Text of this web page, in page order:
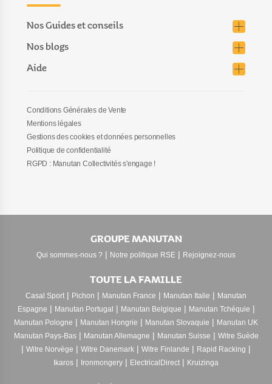
Nos Guides et conseils
Nos blogs
Aide
Conditions Générales de Vente
Mentions légales
Gestions des cookies et données personnelles
Politique de confidentialité
RGPD : Manutan Collectivités s'engage !
GROUPE MANUTAN
Qui sommes-nous ? | Notre politique RSE | Rejoignez-nous
TOUTE LA FAMILLE
Casal Sport | Pichon | Manutan France | Manutan Italie | Manutan
Espagne | Manutan Portugal | Manutan Belgique | Manutan Tchéquie |
Manutan Pologne | Manutan Hongrie | Manutan Slovaquie | Manutan UK
Manutan Pays-Bas| Manutan Allemagne | Manutan Suisse | Witre Suède
| Witre Norvège | Witre Danemark | Witre Finlande | Rapid Racking |
Ikaros | Ironmongery | ElectricalDirect | Kruizinga